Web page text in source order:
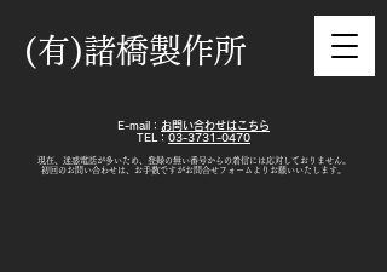
(有)諸橋製作所
E-mail： お問い合わせはこちら
TEL： 03-3731-0470
現在、迷惑電話が多いため、登録の無い番号からの着信には応対しておりません。
​初回のお問い合わせは、お手数ですがお問合せフォームよりお願いいたします。